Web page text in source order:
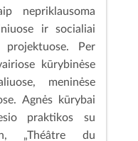
nepriklausoma
ir socialiai
projektuose. Per
kūrybinėse
meninėse
Agnės kūrybai
praktikos su
„Théâtre du